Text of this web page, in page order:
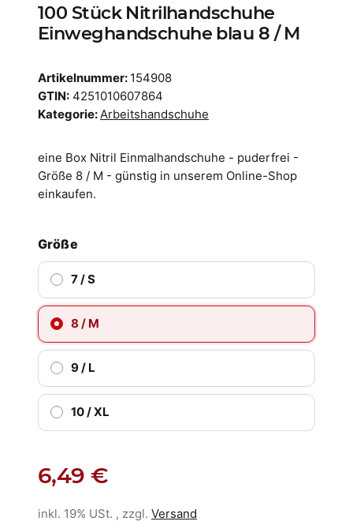
100 Stück Nitrilhandschuhe
Einweghandschuhe blau 8 / M
Artikelnummer: 154908
GTIN: 4251010607864
Kategorie: Arbeitshandschuhe
eine Box Nitril Einmalhandschuhe - puderfrei -
Größe 8 / M - günstig in unserem Online-Shop
einkaufen.
Größe
7 / S
8 / M
9 / L
10 / XL
6,49 €
inkl. 19% USt. , zzgl. Versand